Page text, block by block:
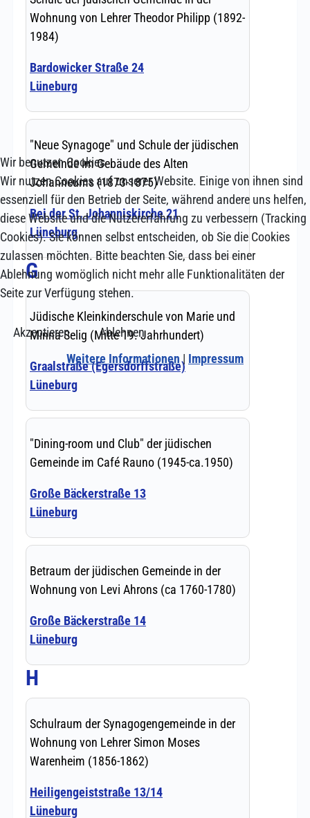
Wir benutzen Cookies
Wir nutzen Cookies auf unserer Website. Einige von ihnen sind
essenziell für den Betrieb der Seite, während andere uns helfen,
diese Website und die Nutzererfahrung zu verbessern (Tracking
Cookies). Sie können selbst entscheiden, ob Sie die Cookies
zulassen möchten. Bitte beachten Sie, dass bei einer
Ablehnung womöglich nicht mehr alle Funktionalitäten der
Seite zur Verfügung stehen.
Akzeptieren
Ablehnen
Weitere Informationen| Impressum